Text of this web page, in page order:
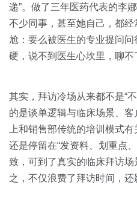
金融
按角色
销售管理
按业务场景
交易跟进
全部
白皮书
预约
递”。做了三年医药代表的李
不少同事，甚至她自己，都
尬：要么被医生的专业提问
硬，说不到医生心坎里，聊不
其实，拜访冷场从来都不是“
的是谈单逻辑与临床场景、
上和销售部传统的培训模式
还是停留在“发资料、划重点
致，可到了真实的临床拜访
之，不仅浪费了拜访时间，还